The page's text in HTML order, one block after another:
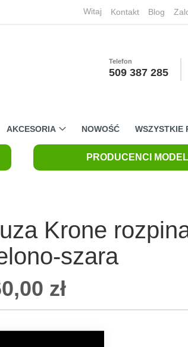
Witaj Kontakt Blog
Telefon
509 387 285
AKCESORIA NOWOŚĆ WSZYSTKIE
PRODUCENCI MODELI
Krone
szara
zł